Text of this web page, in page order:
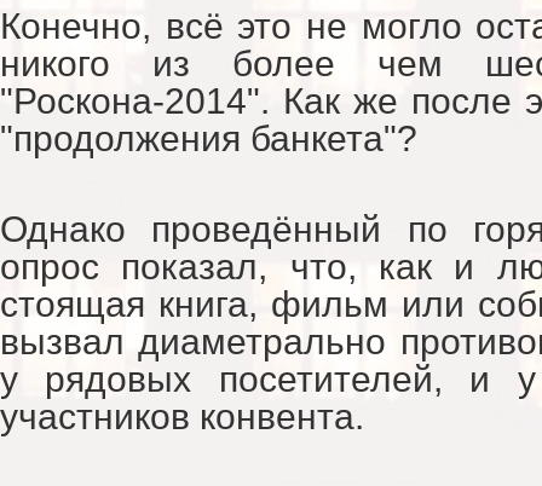
Конечно, всё это не могло
никого из более чем
"Роскона-2014". Как же после
"продолжения банкета"?
Однако проведённый по
опрос показал, что, как и
стоящая книга, фильм или
вызвал диаметрально
у рядовых посетителей, и у
участников конвента.